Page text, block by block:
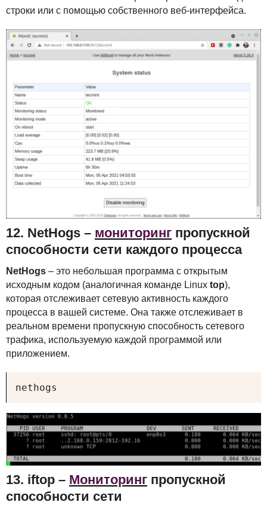
строки или с помощью собственного веб-интерфейса.
12. NetHogs – мониторинг пропускной
способности сети каждого процесса
NetHogs – это небольшая программа с открытым
исходным кодом (аналогичная команде Linux top),
которая отслеживает сетевую активность каждого
процесса в вашей системе. Она также отслеживает в
реальном времени пропускную способность сетевого
трафика, используемую каждой программой или
приложением.
nethogs
13. iftop – Мониторинг пропускной
способности сети